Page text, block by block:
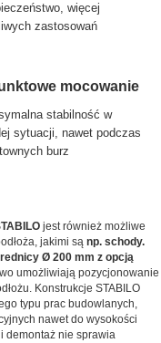
więcej
zastosowań
mocowanie
stabilność w
sytuacji, nawet podczas
burz
jest również możliwe
jakimi sąnp. schody.
Ø 200 mm z opcją
umożliwiają pozycjonowanie
Konstrukcje STABILO
typu prac budowlanych,
nawet do wysokości
demontaż nie sprawia